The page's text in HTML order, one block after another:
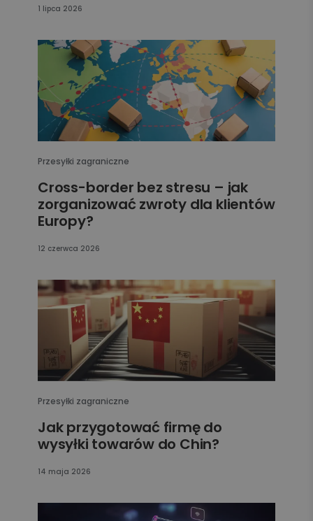
1 lipca 2026
Przesyłki zagraniczne
Cross-border bez stresu – jak
zorganizować zwroty dla klientów
Europy?
12 czerwca 2026
Przesyłki zagraniczne
Jak przygotować firmę do
wysyłki towarów do Chin?
14 maja 2026